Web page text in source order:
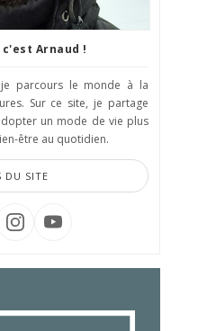
Arnaud !
parcours le monde à la
Sur ce site, je partage
un mode de vie plus
être au quotidien.
DU SITE